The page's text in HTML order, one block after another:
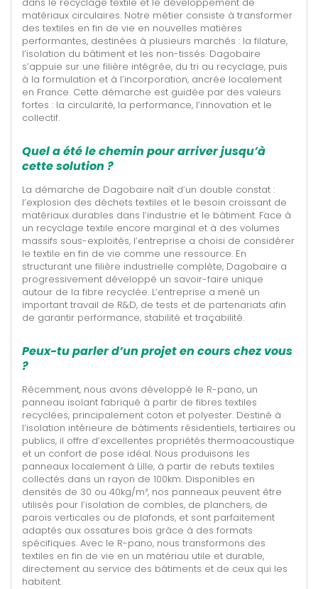
matériaux circulaires. Notre métier consiste à transformer
des textiles en fin de vie en nouvelles matières
performantes, destinées à plusieurs marchés : la filature,
l’isolation du bâtiment et les non-tissés. Dagobaire
s’appuie sur une filière intégrée, du tri au recyclage, puis
à la formulation et à l’incorporation, ancrée localement
en France. Cette démarche est guidée par des valeurs
fortes : la circularité, la performance, l’innovation et le
collectif.
Quel a été le chemin pour arriver jusqu’à
cette solution ?
La démarche de Dagobaire naît d’un double constat :
l’explosion des déchets textiles et le besoin croissant de
matériaux durables dans l’industrie et le bâtiment. Face à
un recyclage textile encore marginal et à des volumes
massifs sous-exploités, l’entreprise a choisi de considérer
le textile en fin de vie comme une ressource. En
structurant une filière industrielle complète, Dagobaire a
progressivement développé un savoir-faire unique
autour de la fibre recyclée. L’entreprise a mené un
important travail de R&D, de tests et de partenariats afin
de garantir performance, stabilité et traçabilité.
Peux-tu parler d’un projet en cours chez vous
?
Récemment, nous avons développé le R-pano, un
panneau isolant fabriqué à partir de fibres textiles
recyclées, principalement coton et polyester. Destiné à
l’isolation intérieure de bâtiments résidentiels, tertiaires ou
publics, il offre d’excellentes propriétés thermoacoustique
et un confort de pose idéal. Nous produisons les
panneaux localement à Lille, à partir de rebuts textiles
collectés dans un rayon de 100km. Disponibles en
densités de 30 ou 40kg/m³, nos panneaux peuvent être
utilisés pour l’isolation de combles, de planchers, de
parois verticales ou de plafonds, et sont parfaitement
adaptés aux ossatures bois grâce à des formats
spécifiques. Avec le R-pano, nous transformons des
textiles en fin de vie en un matériau utile et durable,
directement au service des bâtiments et de ceux qui les
habitent.